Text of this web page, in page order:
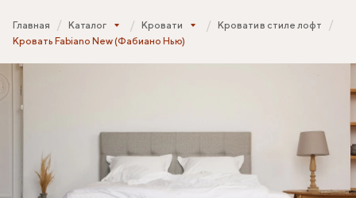
Главная Каталог Кровати
Кровати в стиле лофт
Кровать Fabiano New (Фабиано Нью)